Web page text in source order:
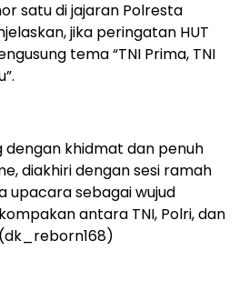
satu di jajaran Polresta
jika peringatan HUT
tema “TNI Prima, TNI
dengan khidmat dan penuh
diakhiri dengan sesi ramah
sebagai wujud
antara TNI, Polri, dan